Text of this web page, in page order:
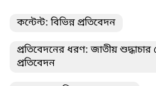
কন্টেন্ট: বিভিন্ন প্রতিবেদন
প্রতিবেদনের ধরণ: জাতীয়
প্রতিবেদন